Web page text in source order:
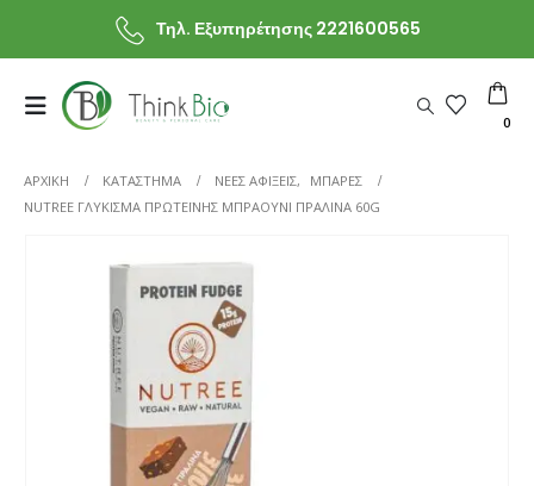
Τηλ. Εξυπηρέτησης 2221600565
0
ΑΡΧΙΚΗ ΚΑΤΆΣΤΗΜΑ ΝΕΕΣ ΑΦΙΞΕΙΣ,
ΜΠΑΡΕΣ
NUTREE ΓΛΎΚΙΣΜΑ ΠΡΩΤΕΪΝΗΣ ΜΠΡΆΟΥΝΙ ΠΡΑΛΊΝΑ 60G